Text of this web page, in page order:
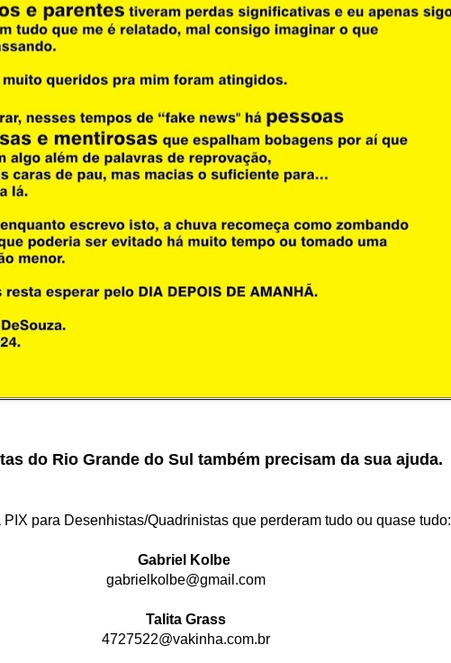
do Rio Grande do Sul também precisam da sua ajuda.
PIX para Desenhistas/Quadrinistas que perderam tudo ou quase tudo:
Gabriel Kolbe
gabrielkolbe@gmail.com
Talita Grass
4727522@vakinha.com.br